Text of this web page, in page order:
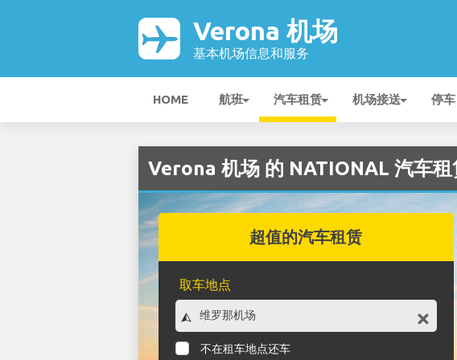
Verona 机场
基本机场信息和服务
HOME 航班 汽车租赁 机场接送 停车
Verona 机场 的 NATIONAL 汽车租
超值的汽车租赁
取车地点
不在租车地点还车